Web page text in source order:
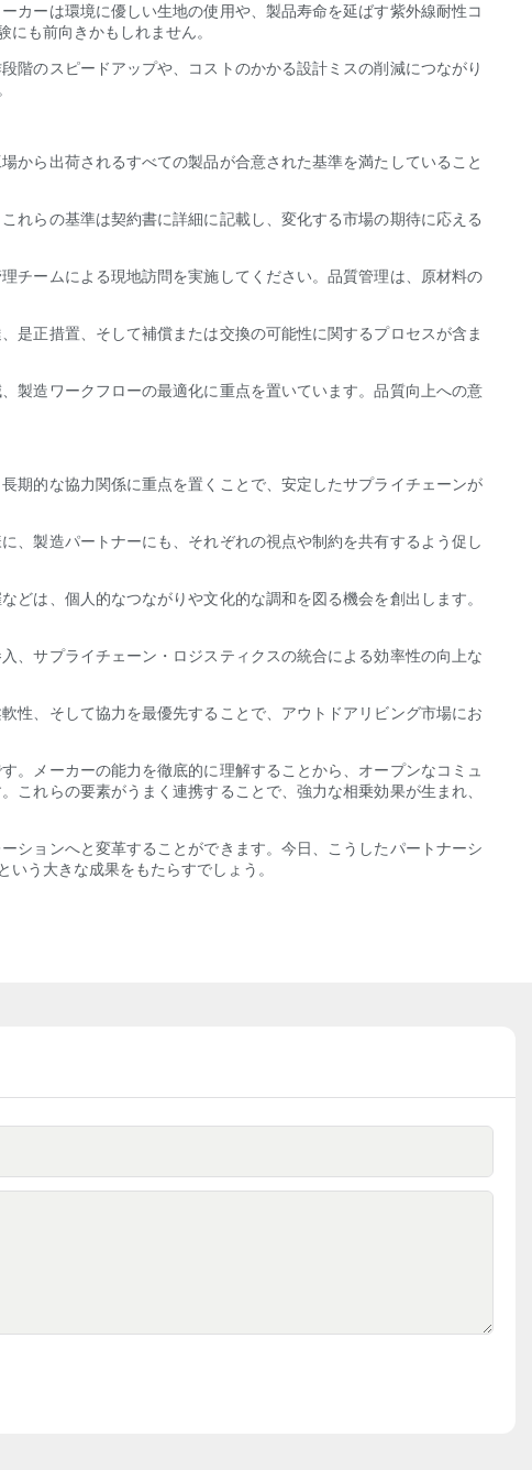
カーは環境に優しい生地の使用や、製品寿命を延ばす紫外線耐性コ
も前向きかもしれません。
階のスピードアップや、コストのかかる設計ミスの削減につながり
から出荷されるすべての製品が合意された基準を満たしていること
れらの基準は契約書に詳細に記載し、変化する市場の期待に応える
チームによる現地訪問を実施してください。品質管理は、原材料の
是正措置、そして補償または交換の可能性に関するプロセスが含ま
製造ワークフローの最適化に重点を置いています。品質向上への意
期的な協力関係に重点を置くことで、安定したサプライチェーンが
、製造パートナーにも、それぞれの視点や制約を共有するよう促し
は、個人的なつながりや文化的な調和を図る機会を創出します。
、サプライチェーン・ロジスティクスの統合による効率性の向上な
性、そして協力を最優先することで、アウトドアリビング市場にお
。メーカーの能力を徹底的に理解することから、オープンなコミュ
れらの要素がうまく連携することで、強力な相乗効果が生まれ、
ションへと変革することができます。今日、こうしたパートナーシ
う大きな成果をもたらすでしょう。